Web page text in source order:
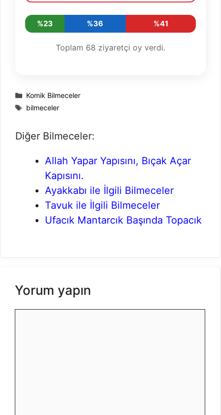
%23 %36 %41
Toplam 68 ziyaretçi oy verdi.
Kategoriler
Komik Bilmeceler
Etiketler
bilmeceler
Diğer Bilmeceler:
Allah Yapar Yapısını, Bıçak Açar
Kapısını.
Ayakkabı ile İlgili Bilmeceler
Tavuk ile İlgili Bilmeceler
Ufacık Mantarcık Başında Topacık
Yorum yapın